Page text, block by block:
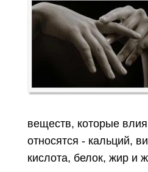
веществ, которые
относятся - кальций,
кислота, белок, жир и